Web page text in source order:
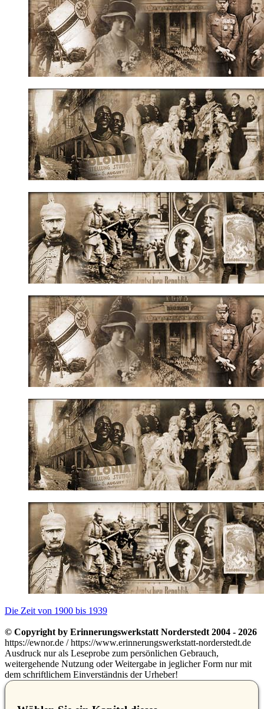
Die Zeit von 1900 bis 1939
© Copyright by Erinnerungswerkstatt Norderstedt 2004 - 2026
https://ewnor.de / https://www.erinnerungswerkstatt-norderstedt.de
Ausdruck nur als Leseprobe zum persönlichen Gebrauch,
weitergehende Nutzung oder Weitergabe in jeglicher Form nur mit
dem schriftlichem Einverständnis der Urheber!